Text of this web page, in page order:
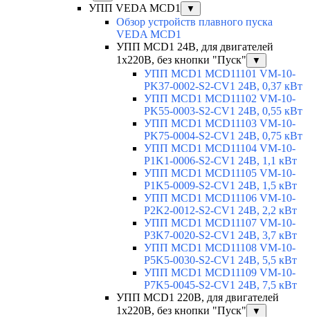
УПП VEDA MCD1 ▼
Обзор устройств плавного пуска
VEDA MCD1
УПП MCD1 24В, для двигателей
1х220В, без кнопки "Пуск"
▼
УПП MCD1 MCD11101 VM-10-
PK37-0002-S2-CV1 24В, 0,37 кВт
УПП MCD1 MCD11102 VM-10-
PK55-0003-S2-CV1 24В, 0,55 кВт
УПП MCD1 MCD11103 VM-10-
PK75-0004-S2-CV1 24В, 0,75 кВт
УПП MCD1 MCD11104 VM-10-
P1K1-0006-S2-CV1 24В, 1,1 кВт
УПП MCD1 MCD11105 VM-10-
P1K5-0009-S2-CV1 24В, 1,5 кВт
УПП MCD1 MCD11106 VM-10-
P2K2-0012-S2-CV1 24В, 2,2 кВт
УПП MCD1 MCD11107 VM-10-
P3K7-0020-S2-CV1 24В, 3,7 кВт
УПП MCD1 MCD11108 VM-10-
P5K5-0030-S2-CV1 24В, 5,5 кВт
УПП MCD1 MCD11109 VM-10-
P7K5-0045-S2-CV1 24В, 7,5 кВт
УПП MCD1 220В, для двигателей
1х220В, без кнопки "Пуск"
▼